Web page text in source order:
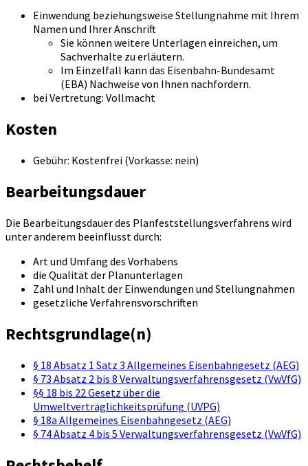
Einwendung beziehungsweise Stellungnahme mit Ihrem
Namen und Ihrer Anschrift
Sie können weitere Unterlagen einreichen, um
Sachverhalte zu erläutern.
Im Einzelfall kann das Eisenbahn-Bundesamt
(EBA) Nachweise von Ihnen nachfordern.
bei Vertretung: Vollmacht
Kosten
Gebühr: Kostenfrei (Vorkasse: nein)
Bearbeitungsdauer
Die Bearbeitungsdauer des Planfeststellungsverfahrens wird
unter anderem beeinflusst durch:
Art und Umfang des Vorhabens
die Qualität der Planunterlagen
Zahl und Inhalt der Einwendungen und Stellungnahmen
gesetzliche Verfahrensvorschriften
Rechtsgrundlage(n)
§ 18 Absatz 1 Satz 3 Allgemeines Eisenbahngesetz (AEG)
§ 73 Absatz 2 bis 8 Verwaltungsverfahrensgesetz (VwVfG)
§§ 18 bis 22 Gesetz über die
Umweltverträglichkeitsprüfung (UVPG)
§ 18a Allgemeines Eisenbahngesetz (AEG)
§ 74 Absatz 4 bis 5 Verwaltungsverfahrensgesetz (VwVfG)